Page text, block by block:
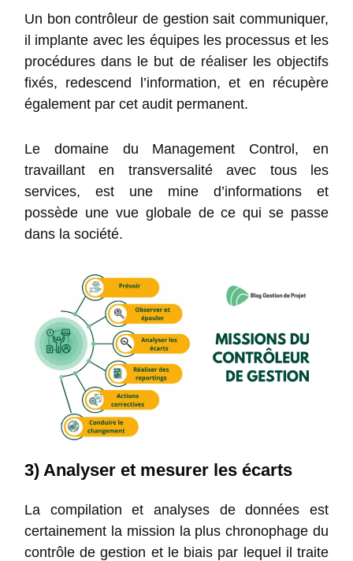
Un bon contrôleur de gestion sait communiquer,
il implante avec les équipes les processus et les
procédures dans le but de réaliser les objectifs
fixés, redescend l’information, et en récupère
également par cet audit permanent.
Le domaine du Management Control, en
travaillant en transversalité avec tous les
services, est une mine d’informations et
possède une vue globale de ce qui se passe
dans la société.
3) Analyser et mesurer les écarts
La compilation et analyses de données est
certainement la mission la plus chronophage du
contrôle de gestion et le biais par lequel il traite